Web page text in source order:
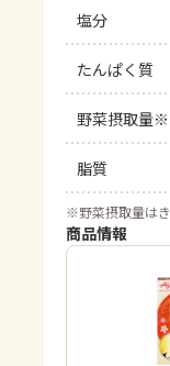
塩分
たんぱく質
野菜摂取量※
脂質
※野菜摂取量は
商品情報